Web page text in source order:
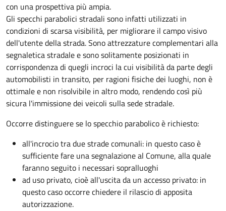
con una prospettiva più ampia.
Gli specchi parabolici stradali sono infatti utilizzati in
condizioni di scarsa visibilità, per migliorare il campo visivo
dell'utente della strada. Sono attrezzature complementari alla
segnaletica stradale e sono solitamente posizionati in
corrispondenza di quegli incroci la cui visibilità da parte degli
automobilisti in transito, per ragioni fisiche dei luoghi, non è
ottimale e non risolvibile in altro modo, rendendo così più
sicura l'immissione dei veicoli sulla sede stradale.
Occorre distinguere se lo specchio parabolico è richiesto:
all'incrocio tra due strade comunali: in questo caso è
sufficiente fare una segnalazione al Comune, alla quale
faranno seguito i necessari sopralluoghi
ad uso privato, cioè all'uscita da un accesso privato: in
questo casooccorre chiedere il rilascio di apposita
autorizzazione.